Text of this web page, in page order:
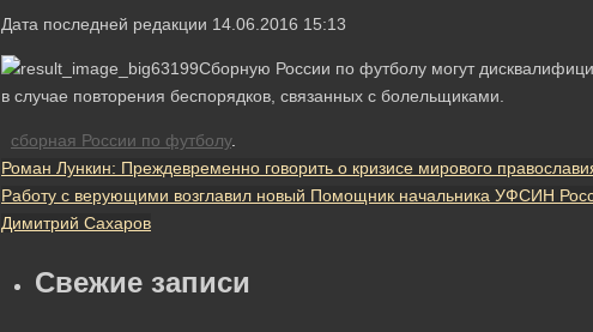
Дата последней редакции 14.06.2016 15:13
Сборную России по футболу могут
в случае повторения беспорядков, связанных с болельщиками.
сборная России по футболу.
Роман Лункин: Преждевременно говорить о кризисе мирового
Работу с верующими возглавил новый Помощник начальника УФСИН
Димитрий Сахаров
Свежие записи